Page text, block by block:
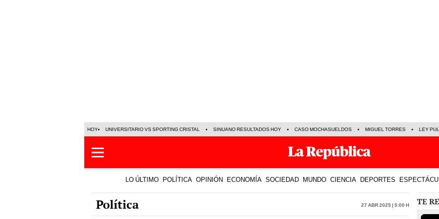
HOY UNIVERSITARIO VS SPORTING CRISTAL SINUANO RESULTADOS HOY CASO MOCHASUELDOS MIGUEL TORRES LEY
LO ÚLTIMO POLÍTICA OPINIÓN ECONOMÍA SOCIEDAD MUNDO CIENCIA DEPORTES
Política 27 Abr 2025 | 5:00 h TE